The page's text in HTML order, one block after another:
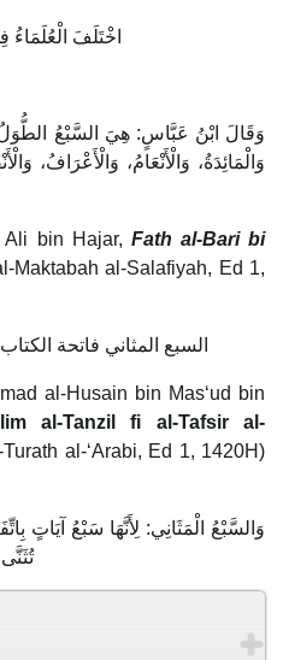
اخْتَلَفَ الْعُلَمَاءُ
وَقَالَ ابْنُ عَبَّاسٍ: هِيَ السَّبْعُ الطُّوَلُ:
وَالْمَائِدَةُ، وَالْأَنْعَامُ، وَالْأَعْرَافُ،
Ali bin Hajar, Fath al-Bari bi
Maktabah al-Salafiyah, Ed 1,
‌السبع ‌المثاني فاتحة
al-Husain bin Mas‘ud bin
al-Tanzil fi al-Tafsir al-
al-‘Arabi, Ed 1, 1420H)
وَالسَّبْعُ الْمَثَانِي: لِأَنَّهَا ‌سَبْعُ ‌آيَاتٍ